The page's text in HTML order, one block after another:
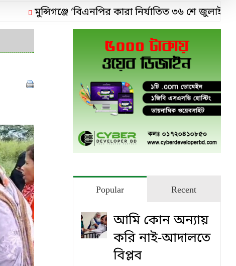
মুন্সিগঞ্জে ‘বিএনপির কারা নির্যাতিত ৩৬ শে জুলাই যোদ্ধা’
Popular Recent
আমি কোন অন্যায়
করি নাই-আদালতে
বিপ্লব